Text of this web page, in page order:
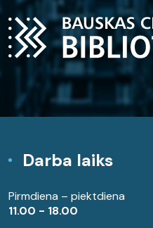
Darba laiks
Pirmdiena – piektdiena
11.00 - 18.00